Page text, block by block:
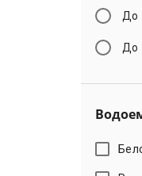
До
До